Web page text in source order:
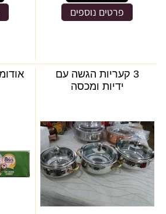
פרטים נוספים
3 קעריות הגשה עם
ידיות ומכסה